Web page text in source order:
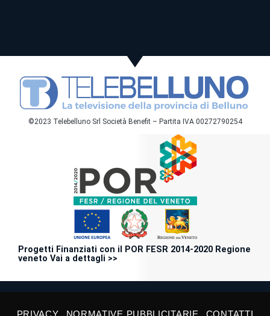
©2023 Telebelluno Srl Società Benefit – Partita IVA 00272790254
Progetti Finanziati con il POR FESR 2014-2020 Regione
veneto Vai a dettagli >>